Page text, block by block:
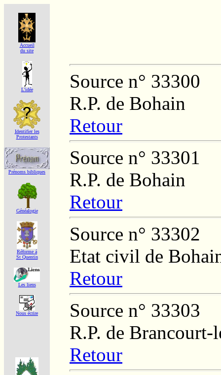
Accueil
du site
L'idée
Identifier les
Protestants
Prénoms bibliques
Généalogie
Réforme á
St Quentin
Les liens
Nous écrire
Source n° 33300
R.P. de Bohain
Retour
Source n° 33301
R.P. de Bohain
Retour
Source n° 33302
Etat civil de
Retour
Source n° 33303
R.P. de
Retour